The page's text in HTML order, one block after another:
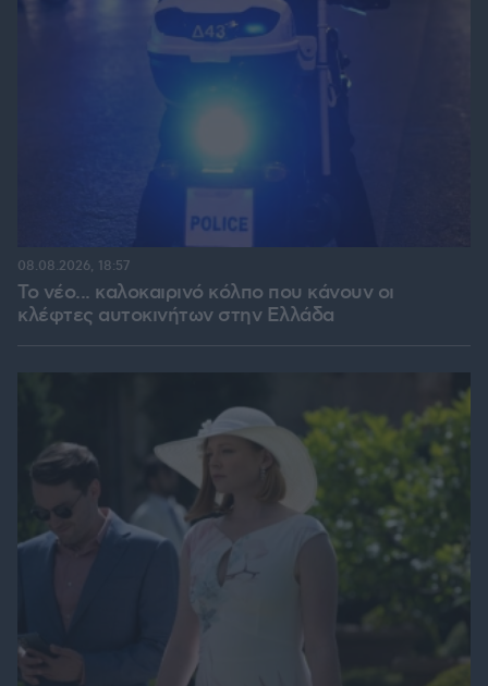
Το νέο... καλοκαιρινό κόλπο που κάνουν οι
κλέφτες αυτοκινήτων στην Ελλάδα
08.08.2026, 18:57